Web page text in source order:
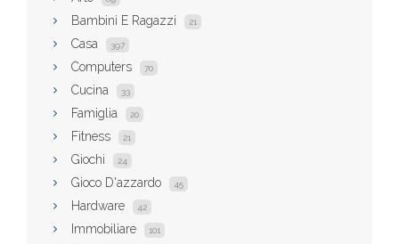
Bambini E Ragazzi 21
Casa 397
Computers 70
Cucina 33
Famiglia 20
Fitness 21
Giochi 24
Gioco D'azzardo 45
Hardware 42
Immobiliare 101